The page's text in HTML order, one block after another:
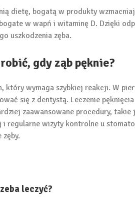
dietę, bogatą w produkty
w wapń i witaminę D. Dzięki
uszkodzenia zęba.
gdy ząb pęknie?
który wymaga szybkiej reakcji. W
się z dentystą. Leczenie
zaawansowane procedury, takie
regularne wizyty kontrolne u
leczyć?